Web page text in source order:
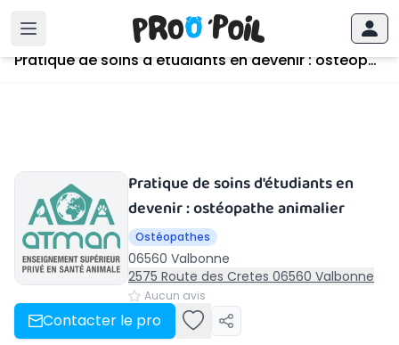
Accueil
Pratique de soins d'étudiants en devenir : ostéopathe animalier
Pratique de soins d'étudiants en
devenir : ostéopathe animalier
Ostéopathes
06560 Valbonne
2575 Route des Cretes 06560 Valbonne
Aucun avis
Contacter le pro